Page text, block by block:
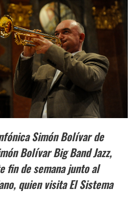
Simón Bolívar de
Bolívar Big Band Jazz,
fin de semana junto al
quien visita El Sistema